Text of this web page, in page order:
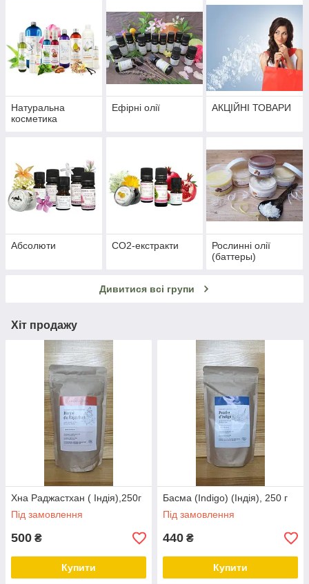
Натуральна
косметика
Ефірні олії АКЦІЙНІ ТОВАРИ
Абсолюти СО2-екстракти
Рослинні олії
(баттеры)
Дивитися всі групи
Хіт продажу
Хна Раджастхан ( Індія),250г
Під замовлення
500 ₴
Купити
Басма (Indigo) (Індія), 250 г
Під замовлення
440 ₴
Купити